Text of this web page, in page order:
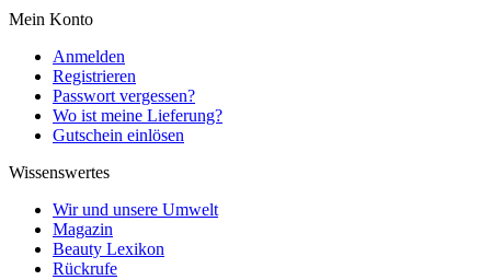
Mein Konto
Anmelden
Registrieren
Passwort vergessen?
Wo ist meine Lieferung?
Gutschein einlösen
Wissenswertes
Wir und unsere Umwelt
Magazin
Beauty Lexikon
Rückrufe